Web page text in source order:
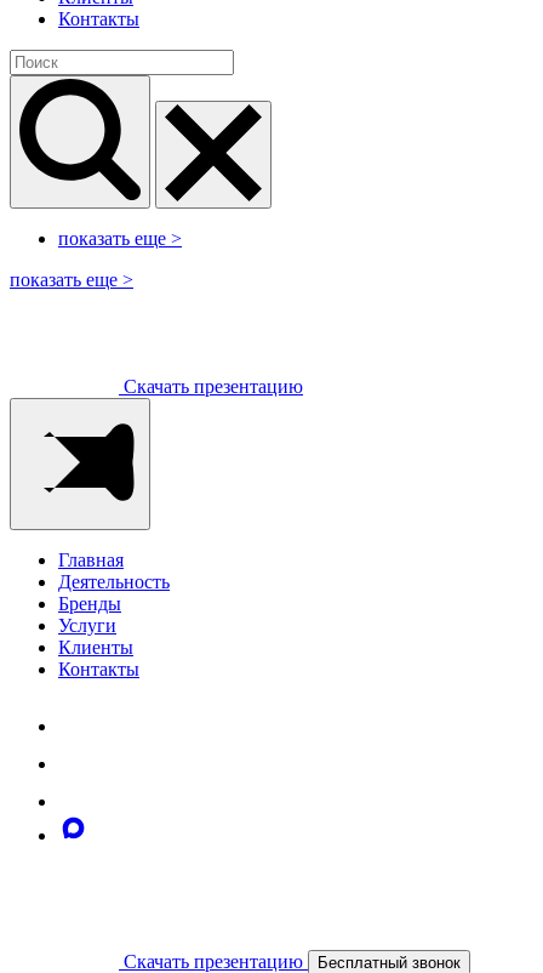
Контакты
показать еще >
показать еще >
Скачать презентацию
Главная
Деятельность
Бренды
Услуги
Клиенты
Контакты
Скачать презентацию Бесплатный звонок